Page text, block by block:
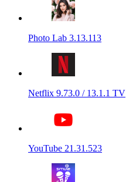
Photo Lab 3.13.113
Netflix 9.73.0 / 13.1.1 TV
YouTube 21.31.523